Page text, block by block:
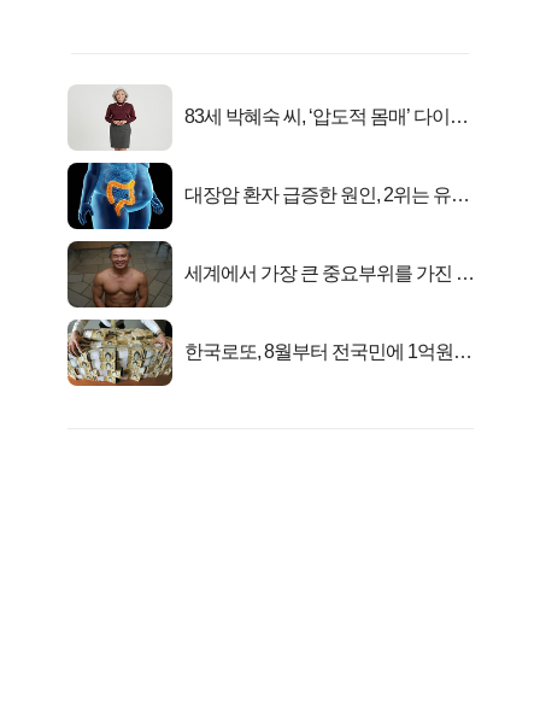
83세 박혜숙 씨, ‘압도적 몸매’ 다이어
대장암 환자 급증한 원인, 2위는 유산
세계에서 가장 큰 중요부위를 가진 남
한국로또, 8월부터 전국민에 1억원씩